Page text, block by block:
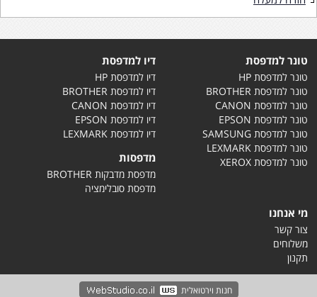
טונר למדפסת
טונר למדפסת HP
טונר למדפסת BROTHER
טונר למדפסת CANON
טונר למדפסת EPSON
טונר למדפסת SAMSUNG
טונר למדפסת LEXMARK
טונר למדפסת XEROX
דיו למדפסת
דיו למדפסת HP
דיו למדפסת BROTHER
דיו למדפסת CANON
דיו למדפסת EPSON
דיו למדפסת LEXMARK
מדפסות
מדפסת מדבקות BROTHER
מדפסת סובלימציה
מי אנחנו
צור קשר
משלוחים
תקנון
חנות וירטואלית